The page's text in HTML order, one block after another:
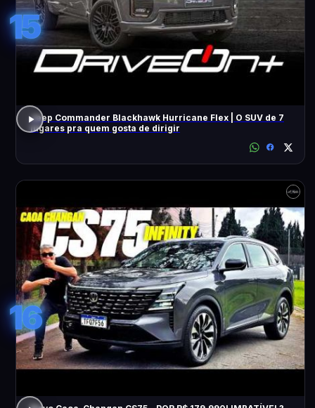
15
Jeep Commander Blackhawk Hurricane Flex | O SUV de 7
lugares pra quem gosta de dirigir
16